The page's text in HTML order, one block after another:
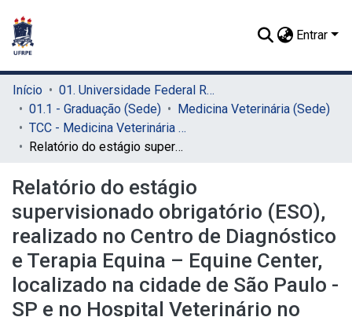
Entrar
Início
01. Universidade Federal Rural de Pernambuco - UFRPE (Sede)
01.1 - Graduação (Sede)
Medicina Veterinária (Sede)
TCC - Medicina Veterinária (Sede)
Relatório do estágio supervisionado obrigatório (ESO), realizado no Centro de Diagnóstico e Terapia Equina – Equine Center, localizado na cidade de São Paulo - SP e no Hospital Veterinário no setor de clínica cirúrgica de grandes animais da Universidade Federal de Minas Gerais em Belo Horizonte – MG diafragma cicatricial faringeano (Pharyngeal cicatrix) – relato de caso
Relatório do estágio
supervisionado obrigatório (ESO),
realizado no Centro de Diagnóstico
e Terapia Equina – Equine Center,
localizado na cidade de São Paulo -
SP e no Hospital Veterinário no